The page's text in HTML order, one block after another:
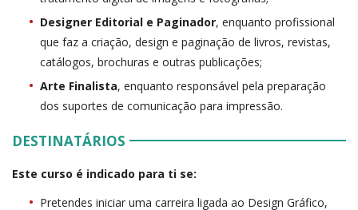
Designer Editorial e Paginador, enquanto profissional
que faz a criação, design e paginação de livros, revistas,
catálogos, brochuras e outras publicações;
Arte Finalista, enquanto responsável pela preparação
dos suportes de comunicação para impressão.
DESTINATÁRIOS
Este curso é indicado para ti se:
Pretendes iniciar uma carreira ligada ao Design Gráfico,